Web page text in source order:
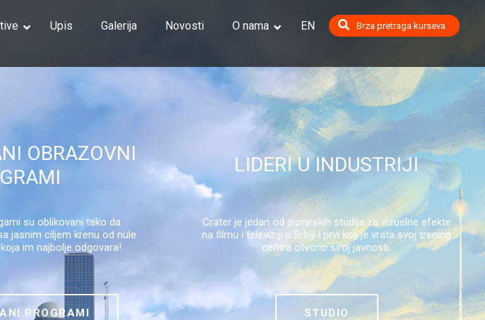
Upis Galerija Novosti O nama EN Brza pretraga kurseva
Digital Lighting, Shading and Rendering
Organic Modeling #1: Character Sculpting
Organic Modeling #2: Character Modeling and Texturing
VFX in Houdini
Matte Painting and Environment Design
Digital Compositing
Unreal Engine Essentials
OBRAZOVNI
su oblikovani tako da
jasnim ciljem krenu od nule
im najbolje odgovara!
PROGRAMI
LIDERI U INDUSTRIJI
Crater je jedan od pionirskih studija za vizuelne efekte
na filmu i televiziji u Srbiji i prvi koji je vrata svoj trening
centra otvorio široj javnosti.
STUDIO